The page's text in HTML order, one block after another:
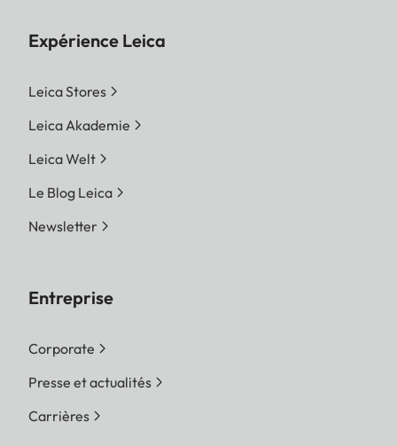
Expérience Leica
Leica Stores
Leica Akademie
Leica Welt
Le Blog Leica
Newsletter
Entreprise
Corporate
Presse et actualités
Carrières